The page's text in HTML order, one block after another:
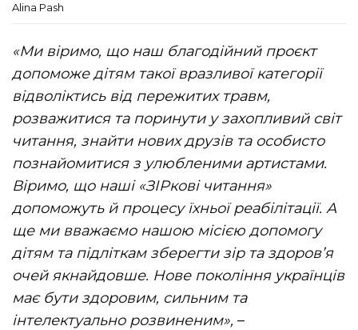
Alina Pash
«Ми віримо, що наш благодійний проєкт
допоможе дітям такої вразливої категорії
відволіктись від пережитих травм,
розважитися та поринути у захопливий світ
читання, знайти нових друзів та особисто
познайомитися з улюбленими артистами.
Віримо, що наші «ЗІРкові читання»
допоможуть й процесу їхньої реабілітації. А
ще ми вважаємо нашою місією допомогу
дітям та підліткам зберегти зір та здоровʼя
очей якнайдовше. Нове покоління українців
має бути здоровим, сильним та
інтелектуально розвиненим»,–